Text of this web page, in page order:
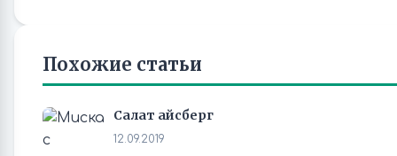
Похожие статьи
Салат айсберг
12.09.2019